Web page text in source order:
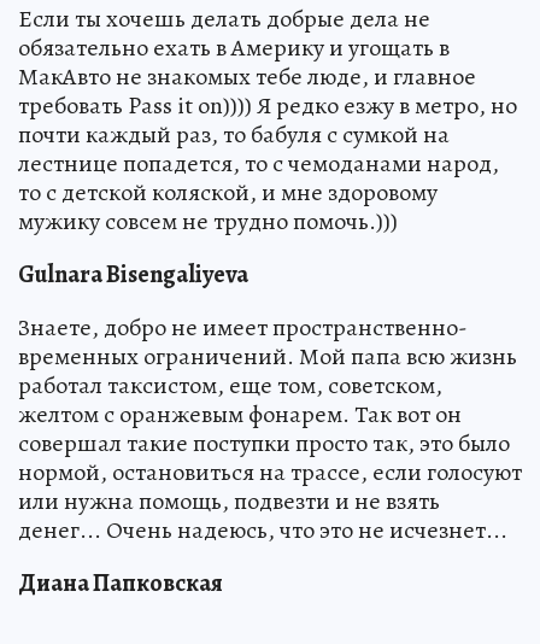
Если ты хочешь делать добрые дела не
обязательно ехать в Америку и угощать в
МакАвто не знакомых тебе люде, и главное
требовать Pass it on)))) Я редко езжу в метро, но
почти каждый раз, то бабуля с сумкой на
лестнице попадется, то с чемоданами народ,
то с детской коляской, и мне здоровому
мужику совсем не трудно помочь.)))
Gulnara Bisengaliyeva
Знаете, добро не имеет пространственно-
временных ограничений. Мой папа всю жизнь
работал таксистом, еще том, советском,
желтом с оранжевым фонарем. Так вот он
совершал такие поступки просто так, это было
нормой, остановиться на трассе, если голосуют
или нужна помощь, подвезти и не взять
денег... Очень надеюсь, что это не исчезнет...
Диана Папковская